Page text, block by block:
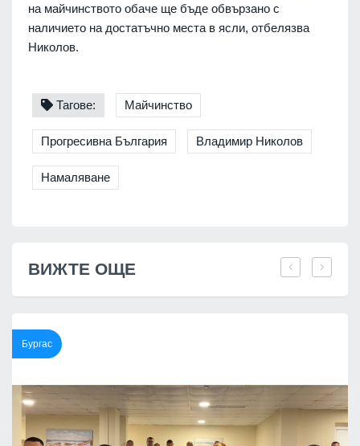
на майчинството обаче ще бъде обвързано с
наличието на достатъчно места в ясли, отбелязва
Николов.
Тагове: Майчинство
Прогресивна България Владимир Николов
Намаляване
ВИЖТЕ ОЩЕ
Бургас